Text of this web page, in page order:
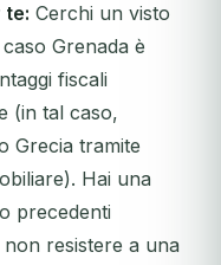
te: Cerchi un visto
Grenada è
fiscali
(in tal caso,
Grecia tramite
Hai una
precedenti
resistere a una